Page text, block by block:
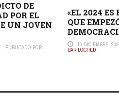
DE
POR EL
UN JOVEN
PUBLICADO POR
«EL 2024 ES
QUE
10 DICIEMBRE,
BARILOCHED